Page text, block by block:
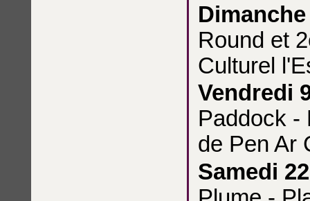
Round et
Culturel
Vendredi
Paddock -
de Pen Ar
Samedi